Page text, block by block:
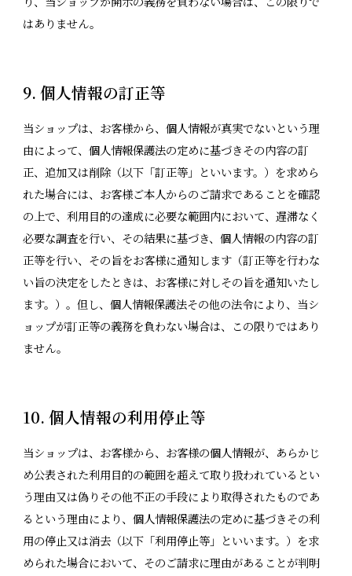
はありません。
9. 個人情報の訂正等
当ショップは、お客様から、個人情報が真実でないという理
由によって、個人情報保護法の定めに基づきその内容の訂
正、追加又は削除（以下「訂正等」といいます。）を求めら
れた場合には、お客様ご本人からのご請求であることを確認
の上で、利用目的の達成に必要な範囲内において、遅滞なく
必要な調査を行い、その結果に基づき、個人情報の内容の訂
正等を行い、その旨をお客様に通知します（訂正等を行わな
い旨の決定をしたときは、お客様に対しその旨を通知いたし
ます。）。但し、個人情報保護法その他の法令により、当シ
ョップが訂正等の義務を負わない場合は、この限りではあり
ません。
10. 個人情報の利用停止等
当ショップは、お客様から、お客様の個人情報が、あらかじ
め公表された利用目的の範囲を超えて取り扱われているとい
う理由又は偽りその他不正の手段により取得されたものであ
るという理由により、個人情報保護法の定めに基づきその利
用の停止又は消去（以下「利用停止等」といいます。）を求
められた場合において、そのご請求に理由があることが判明